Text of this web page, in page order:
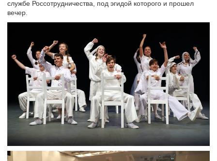
службе Россотрудничества, под эгидой которого и прошел
вечер.